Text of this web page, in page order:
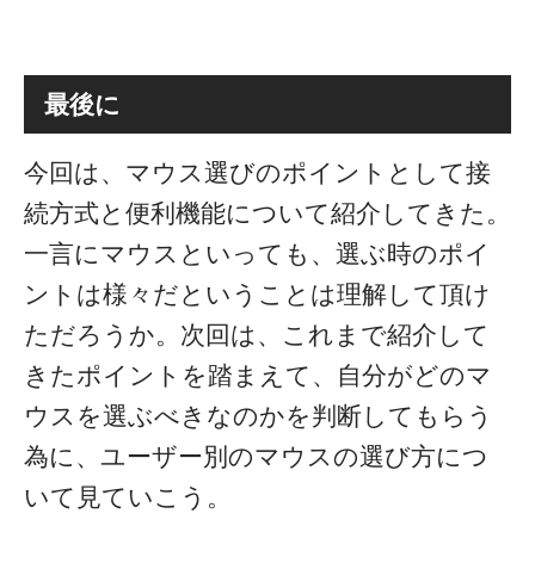
最後に
今回は、マウス選びのポイントとして接
続方式と便利機能について紹介してきた。
一言にマウスといっても、選ぶ時のポイ
ントは様々だということは理解して頂け
ただろうか。次回は、これまで紹介して
きたポイントを踏まえて、自分がどのマ
ウスを選ぶべきなのかを判断してもらう
為に、ユーザー別のマウスの選び方につ
いて見ていこう。